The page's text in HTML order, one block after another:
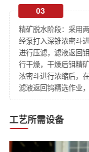
03
精矿脱水阶段：采用
经泵打入深锥浓密斗
进行压滤，滤液返回
行干燥，干燥后钼精
浓密斗进行浓缩后，
滤液返回钨精选作业
工艺所需设备